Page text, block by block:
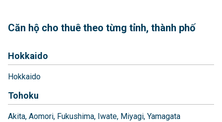
Căn hộ cho thuê theo từng tỉnh, thành phố
Hokkaido
Hokkaido
Tohoku
Akita Aomori Fukushima Iwate Miyagi Yamagata